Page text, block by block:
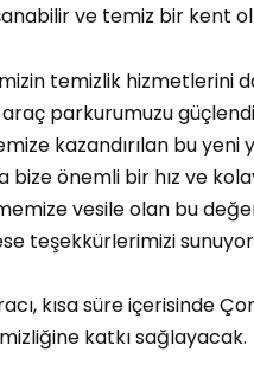
ve temiz bir kent
temizlik hizmetlerini
parkurumuzu
kazandırılan bu yeni
bize önemli bir hız ve
vesile olan bu
teşekkürlerimizi
kısa süre içerisinde
katkı sağlayacak.